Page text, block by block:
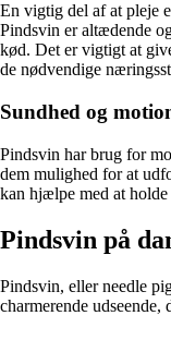
En vigtig del af at pleje
Pindsvin er altædende
kød. Det er vigtigt at
de nødvendige
Sundhed og
Pindsvin har brug for
dem mulighed for at
kan hjælpe med at holde
Pindsvin på
Pindsvin, eller needle
charmerende